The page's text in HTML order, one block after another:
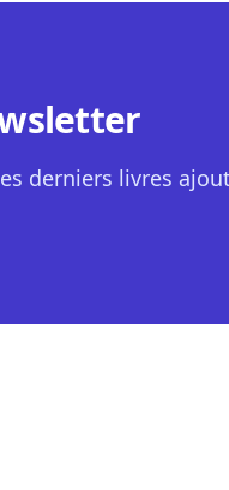
derniers livres